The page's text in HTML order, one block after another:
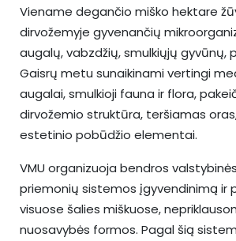
Viename degančio miško hektare
dirvožemyje gyvenančių
augalų, vabzdžių, smulkiųjų gyvūnų,
Gaisrų metu sunaikinami vertingi
augalai, smulkioji fauna ir flora,
dirvožemio struktūra, teršiamas
estetinio pobūdžio elementai.
VMU organizuoja bendros
priemonių sistemos įgyvendinimą ir
visuose šalies miškuose,
nuosavybės formos. Pagal šią